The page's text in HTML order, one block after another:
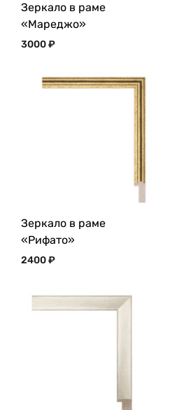
Зеркало в раме
«Мареджо»
3000₽
Зеркало в раме
«Рифато»
2400₽